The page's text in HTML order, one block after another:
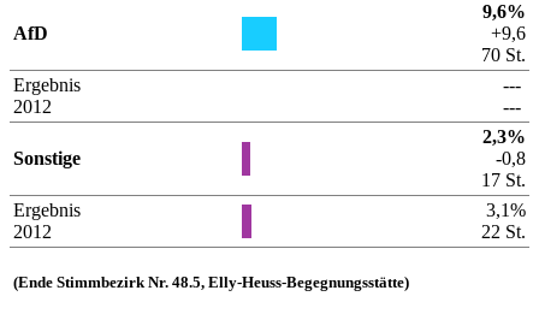
AfD
9,6%
+9,6
70 St.
Ergebnis
2012
---
---
Sonstige
2,3%
-0,8
17 St.
Ergebnis
2012
3,1%
22 St.
(Ende Stimmbezirk Nr. 48.5, Elly-Heuss-Begegnungsstätte)